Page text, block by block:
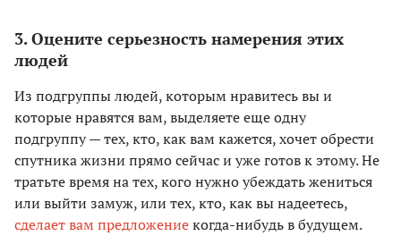
3. Оцените серьезность намерения этих
людей
Из подгруппы людей, которым нравитесь вы и
которые нравятся вам, выделяете еще одну
подгруппу — тех, кто, как вам кажется, хочет обрести
спутника жизни прямо сейчас и уже готов к этому. Не
тратьте время на тех, кого нужно убеждать жениться
или выйти замуж, или тех, кто, как вы надеетесь,
сделает вам предложениекогда-нибудь в будущем.